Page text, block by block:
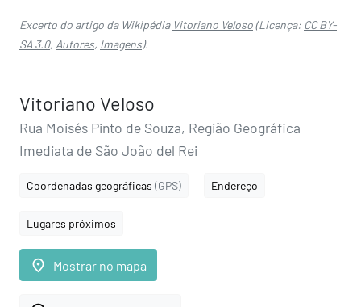
Excerto do artigo da Wikipédia Vitoriano Veloso(Licença: CC BY-
SA 3.0, Autores, Imagens).
Vitoriano Veloso
Rua Moisés Pinto de Souza, Região Geográfica
Imediata de São João del Rei
Coordenadas geográficas (GPS) Endereço
Lugares próximos
place Mostrar no mapa